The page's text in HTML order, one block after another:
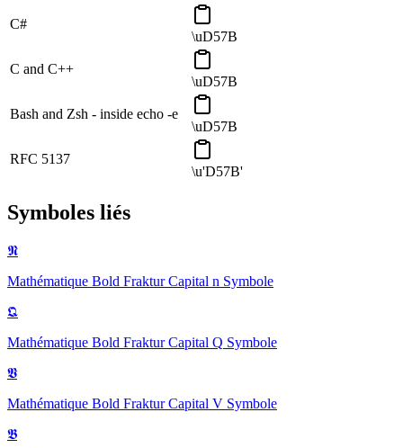
C#
\uD57B
C and C++
\uD57B
Bash and Zsh - inside echo -e
\uD57B
RFC 5137
\u'D57B'
Symboles liés
𝕹
Mathématique Bold Fraktur Capital n Symbole
𝕼
Mathématique Bold Fraktur Capital Q Symbole
𝖁
Mathématique Bold Fraktur Capital V Symbole
𝕭